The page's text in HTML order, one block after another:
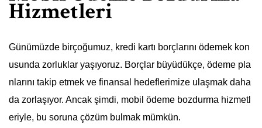
Hizmetleri
Günümüzde birçoğumuz, kredi kartı borçlarını ödemek kon
usunda zorluklar yaşıyoruz. Borçlar büyüdükçe, ödeme pla
nlarını takip etmek ve finansal hedeflerimize ulaşmak daha
da zorlaşıyor. Ancak şimdi, mobil ödeme bozdurma hizmetl
eriyle, bu soruna çözüm bulmak mümkün.